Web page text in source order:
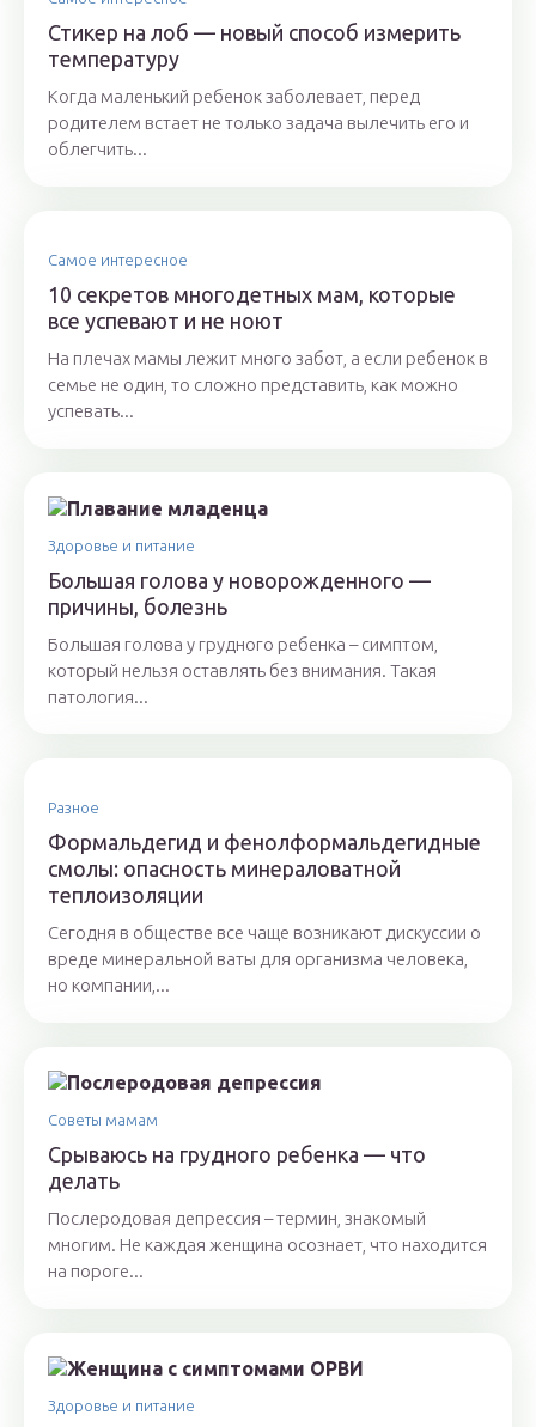
Стикер на лоб — новый способ измерить
температуру
Когда маленький ребенок заболевает, перед
родителем встает не только задача вылечить его и
облегчить...
Самое интересное
10 секретов многодетных мам, которые
все успевают и не ноют
На плечах мамы лежит много забот, а если ребенок в
семье не один, то сложно представить, как можно
успевать...
Здоровье и питание
Большая голова у новорожденного —
причины, болезнь
Большая голова у грудного ребенка – симптом,
который нельзя оставлять без внимания. Такая
патология...
Разное
Формальдегид и фенолформальдегидные
смолы: опасность минераловатной
теплоизоляции
Сегодня в обществе все чаще возникают дискуссии о
вреде минеральной ваты для организма человека,
но компании,...
Советы мамам
Срываюсь на грудного ребенка — что
делать
Послеродовая депрессия – термин, знакомый
многим. Не каждая женщина осознает, что находится
на пороге...
Здоровье и питание